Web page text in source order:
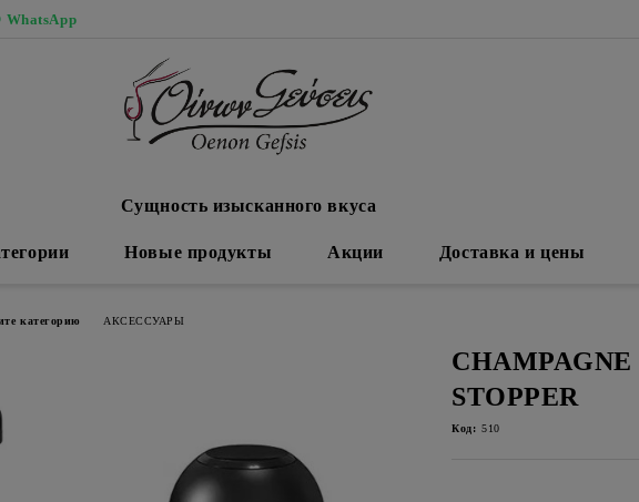
WhatsApp
Сущность изысканного вкуса
Новые продукты Акции Доставка и цены
категорию АКСЕССУАРЫ
CHAMPAGNE
STOPPER
Код: 510